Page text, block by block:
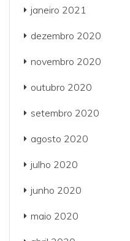
janeiro 2021
dezembro 2020
novembro 2020
outubro 2020
setembro 2020
agosto 2020
julho 2020
junho 2020
maio 2020